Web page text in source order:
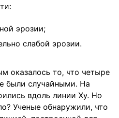
эрозии;
слабой эрозии.
оказалось то, что четыре
были случайными. На
вдоль линии Ху. Но
Ученые обнаружили, что